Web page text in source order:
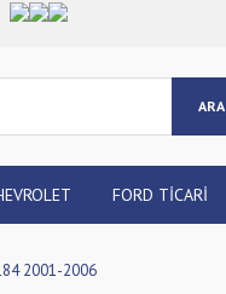
ARA
FORD TİCARİ
2001-2006